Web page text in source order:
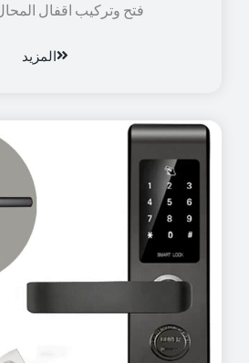
فتح وتركيب اقفال
المزيد